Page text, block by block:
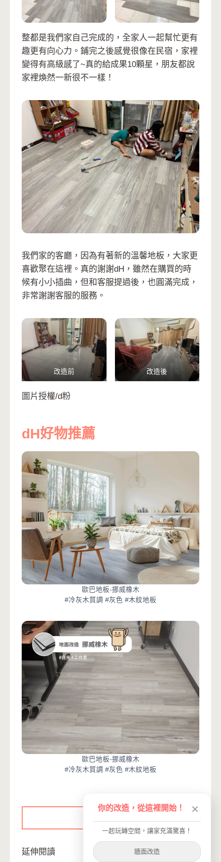
整都是我們家自己完成的，全家人一起幫忙更有
趣更有向心力。鋪完之後感覺很像在民宿，家裡
變得有高級感了~真的給成果10顆星，朋友都說
家裡煥然一新很不一樣！
我們家的客廳，因為有著新的溫馨地板，大家更
喜歡聚在這裡。真的謝謝dH，雖然在購買的時
候有小小插曲，但和客服提過後，也圓滿完成，
非常謝謝客服的服務。
改造前 改造後
圖片授權/d粉
dH好物推薦
歐巴地板-挪威橡木
#冷灰木質調 #灰色 #木紋地板
歐巴地板-挪威橡木
#冷灰木質調 #灰色 #木紋地板
延伸閱讀
你的改造，從這裡開始！ ✕
一起玩轉空間，讓家充滿驚喜！
牆面改造